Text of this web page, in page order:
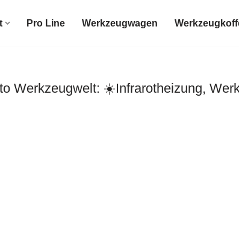
Pro Line Werkzeugwagen
Werkzeugwelt: ☀️Infrarotheizung,